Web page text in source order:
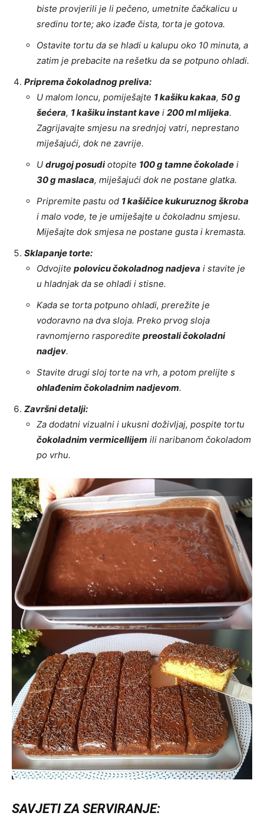
biste provjerili je li pečeno, umetnite čačkalicu u
sredinu torte; ako izađe čista, torta je gotova.
Ostavite tortu da se hladi u kalupu oko 10 minuta, a
zatim je prebacite na rešetku da se potpuno ohladi.
Priprema čokoladnog preliva:
U malom loncu, pomiješajte 1 kašiku kakaa, 50 g
šećera, 1 kašiku instant kave i 200 ml mlijeka.
Zagrijavajte smjesu na srednjoj vatri, neprestano
miješajući, dok ne zavrije.
U drugoj posudiotopite 100 g tamne čokolade i
30 g maslaca, miješajući dok ne postane glatka.
Pripremite pastu od 1 kašičice kukuruznog škroba
i malo vode, te je umiješajte u čokoladnu smjesu.
Miješajte dok smjesa ne postane gusta i kremasta.
Sklapanje torte:
Odvojite polovicu čokoladnog nadjeva i stavite je
u hladnjak da se ohladi i stisne.
Kada se torta potpuno ohladi, prerežite je
vodoravno na dva sloja. Preko prvog sloja
ravnomjerno rasporedite preostali čokoladni
nadjev.
Stavite drugi sloj torte na vrh, a potom prelijte s
ohlađenim čokoladnim nadjevom.
Završni detalji:
Za dodatni vizualni i ukusni doživljaj, pospite tortu
čokoladnim vermicellijem ili naribanom čokoladom
po vrhu.
SAVJETI ZA SERVIRANJE: